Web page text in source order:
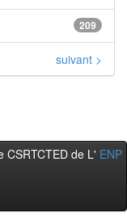
209
suivant >
CSRTCTED de L' ENP